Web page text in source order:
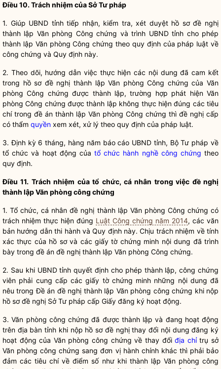
Điều 10. Trách nhiệm của SởTư pháp
1. Giúp UBND tỉnh tiếp nhận, kiểm tra, xét duyệt hồ sơ đề nghị
thành lập Văn phòng Công chứng và trình UBND tỉnh cho phép
thành lập Văn phòngCông chứng theo quy định của pháp luật về
công chứng và Quy định này.
2. Theo dõi, hướng dẫn việc thực hiện các nội dung đã cam kết
trong hồ sơ đề nghị thành lập Văn phòngCông chứng của Văn
phòngCông chứng được thành lập, trường hợp phát hiện Văn
phòngCông chứng được thành lập không thực hiện đúng các tiêu
chí trong đề án thành lập Văn phòng Công chứng thì đề nghị cấp
có thẩm quyền xem xét, xử lý theo quy định của pháp luật.
3. Định kỳ 6 tháng, hàng năm báo cáo UBND tỉnh, Bộ Tư pháp về
tổ chức và hoạt động của tổ chức hành nghề công chứng theo
quy định.
Điều 11. Trách nhiệm của tổ chức, cá nhân trong việc đề nghị
thành lập Văn phòng công chứng
1. Tổ chức, cá nhân đề nghị thành lập Văn phòng Công chứng có
trách nhiệm thực hiện đúng Luật Công chứng năm 2014, các văn
bản hướng dẫn thi hành và Quy định này. Chịu trách nhiệm về tính
xác thực của hồ sơ và các giấy tờ chứng minh nội dung đã trình
bày trong đề án đề nghị thành lập Văn phòng Công chứng.
2. Sau khi UBND tỉnh quyết định cho phép thành lập,công chứng
viên phải cung cấp các giấy tờ chứng minh những nội dung đã
nêu trong Đề án đề nghị thành lập Văn phòng công chứng khi nộp
hồ sơ đề nghị Sở Tư pháp cấp Giấy đăng ký hoạt động.
3. Văn phòng công chứng đã được thành lập và đang hoạt động
trên địa bàn tỉnh khi nộp hồ sơ đề nghị thay đổi nội dung đăng ký
hoạt động của Văn phòngcông chứng về thay đổiđịa chỉtrụ sở
Văn phòngcông chứng sang đơn vị hành chính khác thì phải bảo
đảm các tiêu chí về điểm số như khi thành lập Văn phòng công